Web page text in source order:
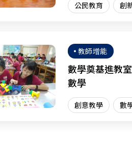
公民教育 創
教師增能
數學奠基進教
數學
創意教學 數